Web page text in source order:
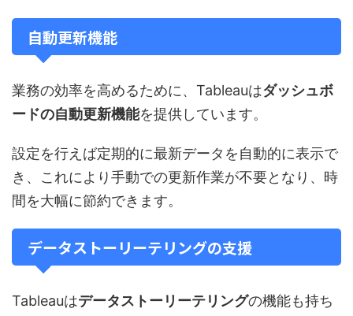
自動更新機能
業務の効率を高めるために、Tableauはダッシュボ
ードの自動更新機能を提供しています。
設定を行えば定期的に最新データを自動的に表示で
き、これにより手動での更新作業が不要となり、時
間を大幅に節約できます。
データストーリーテリングの支援
Tableauはデータストーリーテリングの機能も持ち